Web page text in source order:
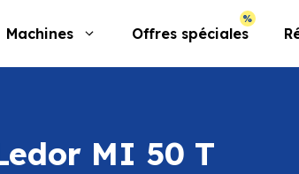
Machines Offres spéciales
MI 50 T